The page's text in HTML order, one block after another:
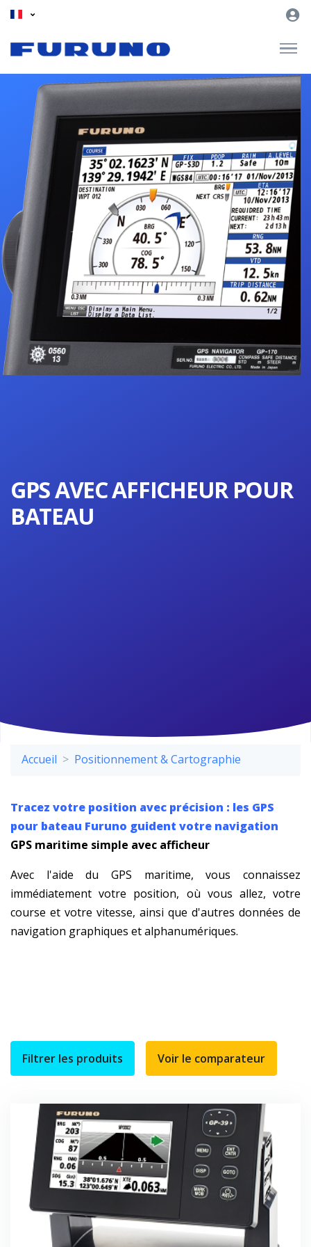
GPS AVEC AFFICHEUR POUR
BATEAU
Accueil Positionnement & Cartographie
Tracez votre position avec précision : les GPS
pour bateau Furuno guident votre navigation
GPS maritime simple avec afficheur
Avec l'aide du GPS maritime, vous connaissez
immédiatement votre position, où vous allez, votre
course et votre vitesse, ainsi que d'autres données de
navigation graphiques et alphanumériques.
Filtrer les produits